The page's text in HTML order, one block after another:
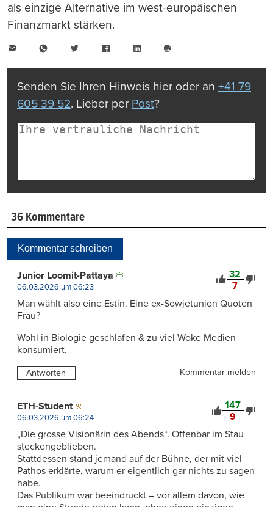
als einzige Alternative im west-europäischen
Finanzmarkt stärken.
WhatsAppTwitter FacebookLinkedIn
drucken
Senden Sie Ihren Hinweis hier oder an +41 79
605 39 52. Lieber per Post?
36 Kommentare
Kommentar schreiben
32
7
Junior Loomit-Pattaya
06.03.2026 um 06:23
Man wählt also eine Estin. Eine ex-Sowjetunion Quoten
Frau?
Wohl in Biologie geschlafen & zu viel Woke Medien
konsumiert.
Antworten Kommentar melden
147
9
ETH-Student
06.03.2026 um 06:24
„Die grosse Visionärin des Abends“. Offenbar im Stau
steckengeblieben.
Stattdessen stand jemand auf der Bühne, der mit viel
Pathos erklärte, warum er eigentlich gar nichts zu sagen
habe.
Das Publikum war beeindruckt – vor allem davon, wie